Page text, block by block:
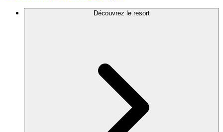
Découvrez le resort